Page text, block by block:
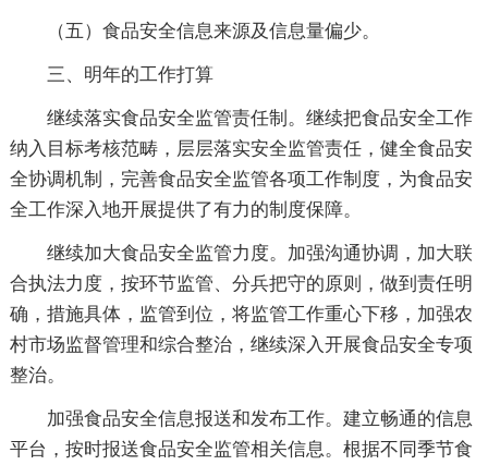
（五）食品安全信息来源及信息量偏少。
三、明年的工作打算
继续落实食品安全监管责任制。继续把食品安全工作
纳入目标考核范畴，层层落实安全监管责任，健全食品安
全协调机制，完善食品安全监管各项工作制度，为食品安
全工作深入地开展提供了有力的制度保障。
继续加大食品安全监管力度。加强沟通协调，加大联
合执法力度，按环节监管、分兵把守的原则，做到责任明
确，措施具体，监管到位，将监管工作重心下移，加强农
村市场监督管理和综合整治，继续深入开展食品安全专项
整治。
加强食品安全信息报送和发布工作。建立畅通的信息
平台，按时报送食品安全监管相关信息。根据不同季节食